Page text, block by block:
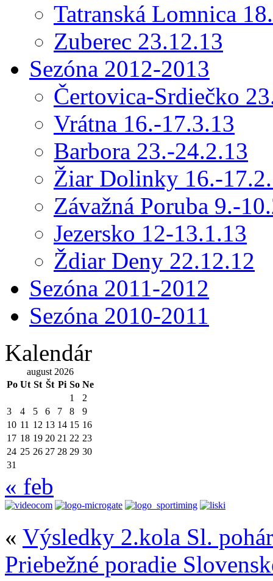
Tatranská Lomnica
Zuberec 23.12.13
Sezóna 2012-2013
Čertovica-Srdiečko
Vrátna 16.-17.3.13
Barbora 23.-24.2.13
Žiar Dolinky 16.-
Závažná Poruba 9.-
Jezersko 12-13.1.13
Ždiar Deny 22.12.12
Sezóna 2011-2012
Sezóna 2010-2011
Kalendár
august 2026
Po Ut St Št Pi So Ne
1
2
3
4 5 6 7 8
9
10 11 12 13 14 15 16
17 18 19 20 21 22 23
24 25 26 27 28 29 30
31
« feb
« Výsledky 2.kola Sl.
Priebežné poradie